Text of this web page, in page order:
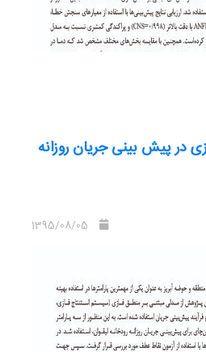
R2=0.736, MSE=0.0024 and
set. The performance of the
demonstrated the success in
در پیش بینی جریان روزانه